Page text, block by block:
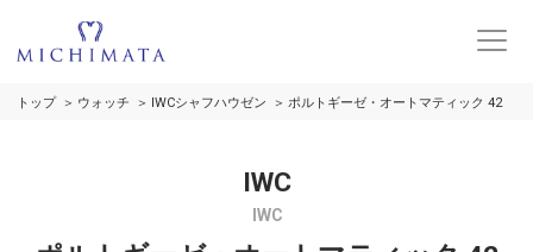
トップ ウォッチ IWCシャフハウゼン ポルトギーゼ・オートマティック 42
IWC
IWC